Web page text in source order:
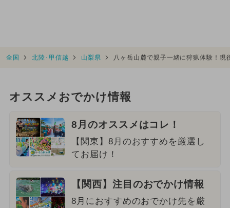
全国 北陸･甲信越 山梨県 八ヶ岳山麓で親子一緒に狩猟体験！
オススメおでかけ情報
8月のオススメはコレ！
【関東】8月のおすすめを厳選し
てお届け！
【関西】注目のおでかけ情報
8月におすすめのおでかけ先を厳